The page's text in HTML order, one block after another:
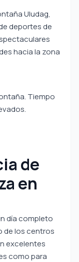
Uludag,
deportes de
hacia la zona
Tiempo
de
en
día completo
de los centros
excelentes
como para